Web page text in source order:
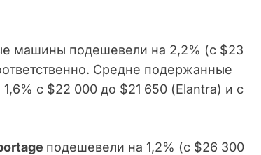
машины подешевели на 2,2% (с $23
Средне подержанные
с $22 000 до $21 650 (Elantra) и с
подешевели на 1,2% (с $26 300